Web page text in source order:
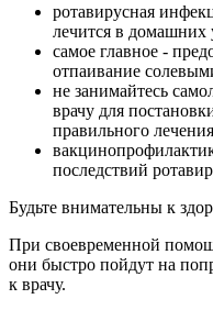
ротавирусная
лечится в домашних
самое главное -
отпаивание
не занимайтесь
врачу для
правильного
последствий
Будьте внимательны к
При своевременной
они быстро пойдут на
к врачу.